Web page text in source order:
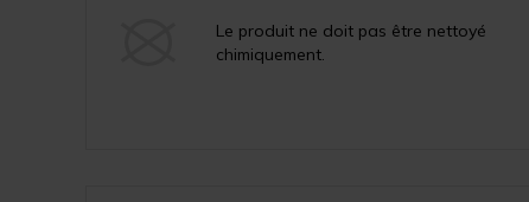
Le produit ne doit pas être nettoyé
chimiquement.